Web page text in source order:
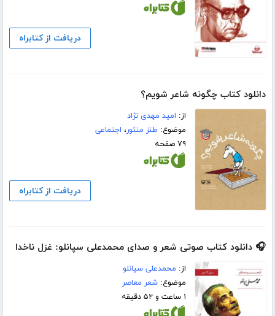
دریافت از کتابراه
دانلود کتاب چگونه شاعر شویم؟
از: امید مهدی نژاد
موضوع: طنز منثور، اجتماعی
۷۹ صفحه
دریافت از کتابراه
🎧 دانلود کتاب صوتی شعر و صدای محمدعلی سپانلو: غزل ناخدا
از: محمدعلی سپانلو
موضوع:شعر معاصر
۱ ساعت و ۵۲ دقیقه